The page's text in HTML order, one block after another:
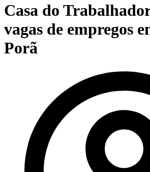
Casa do
vagas de empregos
Porã